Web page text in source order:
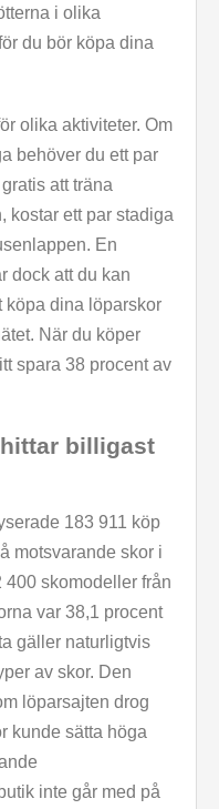
i olika
du bör köpa dina
olika aktiviteter. Om
behöver du ett par
att träna
kostar ett par stadiga
En
dock att du kan
köpa dina löparskor
När du köper
spara 38 procent av
billigast
183 911 köp
motsvarande skor i
400 skomodeller från
var 38,1 procent
gäller naturligtvis
av skor. Den
löparsajten drog
kunde sätta höga
inte går med på